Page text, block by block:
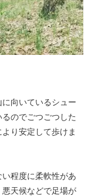
向いているシュー
のでごつごつした
り安定して歩けま
程度に柔軟性があ
天候などで足場が